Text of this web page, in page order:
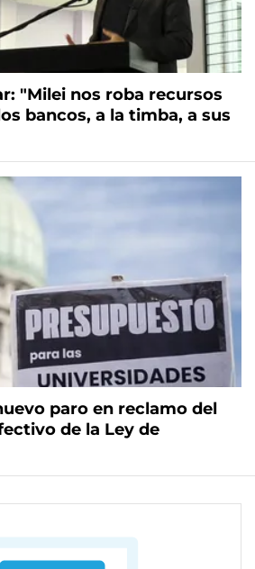
"Milei nos roba recursos
bancos, a la timba, a sus
paro en reclamo del
de la Ley de